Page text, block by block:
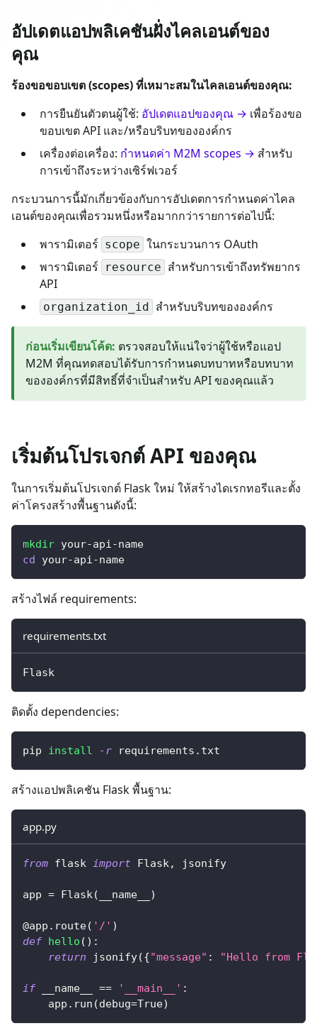
อัปเดตแอปพลิเคชันฝั่งไคลเอนต์ของ
คุณ
ร้องขอขอบเขต (scopes) ที่เหมาะสมในไคลเอนต์ของคุณ:
การยืนยันตัวตนผู้ใช้: อัปเดตแอปของคุณ → เพื่อร้องขอ
ขอบเขต API และ/หรือบริบทขององค์กร
เครื่องต่อเครื่อง: กำหนดค่า M2M scopes → สำหรับ
การเข้าถึงระหว่างเซิร์ฟเวอร์
กระบวนการนี้มักเกี่ยวข้องกับการอัปเดตการกำหนดค่าไคล
เอนต์ของคุณเพื่อรวมหนึ่งหรือมากกว่ารายการต่อไปนี้:
พารามิเตอร์ scope ในกระบวนการ OAuth
พารามิเตอร์ resource สำหรับการเข้าถึงทรัพยากร
API
organization_id สำหรับบริบทขององค์กร
ก่อนเริ่มเขียนโค้ด: ตรวจสอบให้แน่ใจว่าผู้ใช้หรือแอป
M2M ที่คุณทดสอบได้รับการกำหนดบทบาทหรือบทบาท
ขององค์กรที่มีสิทธิ์ที่จำเป็นสำหรับ API ของคุณแล้ว
เริ่มต้นโปรเจกต์ API ของคุณ
ในการเริ่มต้นโปรเจกต์ Flask ใหม่ ให้สร้างไดเรกทอรีและตั้ง
ค่าโครงสร้างพื้นฐานดังนี้:
mkdir your-api-name
cd your-api-name
สร้างไฟล์ requirements:
requirements.txt
Flask
ติดตั้ง dependencies:
pip install -r requirements.txt
สร้างแอปพลิเคชัน Flask พื้นฐาน:
app.py
from flask import Flask , jsonify
app = Flask ( __name__ )
@app . route( '/' )
def hello ( ) :
return jsonify({"message" : "Hello from
if __name__ == '__main__' :
    app
. run (debug=True)